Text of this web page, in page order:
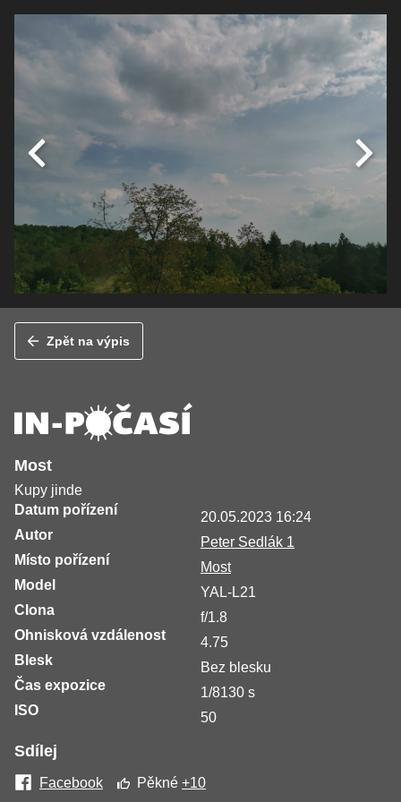
Zpět na výpis
Most
Kupy jinde
Datum pořízení
20.05.2023 16:24
Autor
Peter Sedlák 1
Místo pořízení
Most
Model
YAL-L21
Clona
f/1.8
Ohnisková vzdálenost
4.75
Blesk
Bez blesku
Čas expozice
1/8130 s
ISO
50
Sdílej
Facebook Pěkné+10